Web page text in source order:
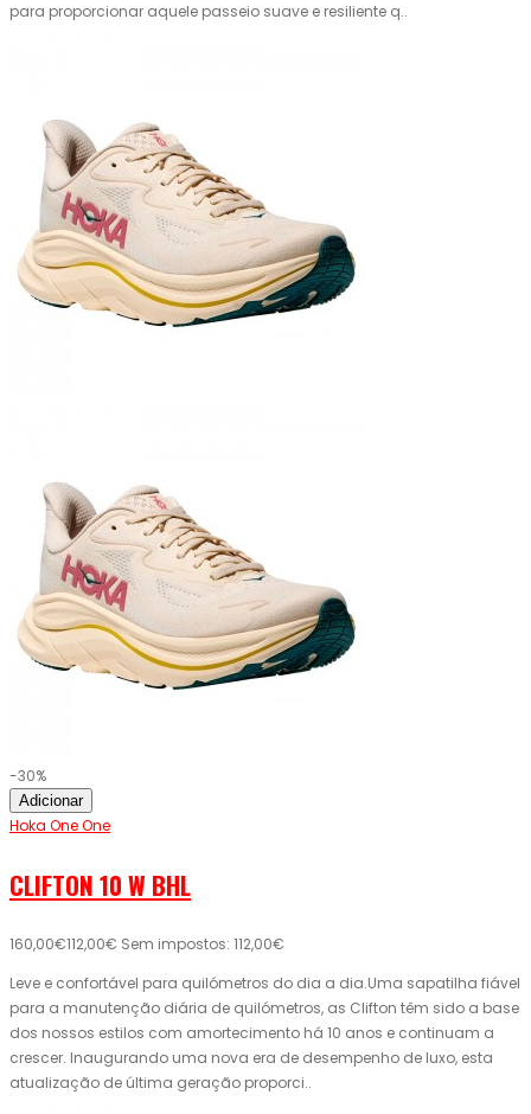
para proporcionar aquele passeio suave e resiliente q..
-30%
Adicionar
Hoka One One
CLIFTON 10 W BHL
160,00€112,00€ Sem impostos: 112,00€
Leve e confortável para quilómetros do dia a dia.Uma sapatilha fiável
para a manutenção diária de quilómetros, as Clifton têm sido a base
dos nossos estilos com amortecimento há 10 anos e continuam a
crescer. Inaugurando uma nova era de desempenho de luxo, esta
atualização de última geração proporci..